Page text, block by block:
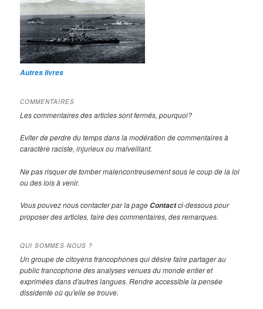
Autres livres
COMMENTAIRES
Les commentaires des articles sont fermés, pourquoi?
Eviter de perdre du temps dans la modération de commentaires à
caractère raciste, injurieux ou malveillant.
Ne pas risquer de tomber malencontreusement sous le coup de la loi
ou des lois à venir.
Vous pouvez nous contacter par la page Contactci-dessous pour
proposer des articles, faire des commentaires, des remarques.
QUI SOMMES-NOUS ?
Un groupe de citoyens francophones qui désire faire partager au
public francophone des analyses venues du monde entier et
exprimées dans d'autres langues. Rendre accessible la pensée
dissidente où qu'elle se trouve.